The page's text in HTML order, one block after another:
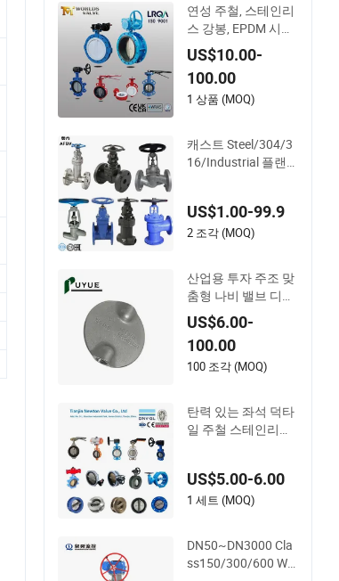
연성 주철, 스테인리
스 강봉, EPDM 시트,
수용성 웨이퍼, 루그
형, 더블 플랜지 산업
용 버터플라이 밸브,
게이트 스윙 체크 밸
US$10.00-
100.00
1 상품 (MOQ)
캐스트 Steel/304/3
16/Industrial 플랜
브 글로브 밸브 게이
트 밸브 볼 밸브 베벨
US$1.00-99.9
2 조각 (MOQ)
산업용 투자 주조 맞
춤형 나비 밸브 디스
크 기계 부품용
US$6.00-
100.00
100 조각 (MOQ)
탄력 있는 좌석 덕타
일 주철 스테인리스
벳형 더블 플랜지 나
비 게이트 체크 글로
US$5.00-6.00
1 세트 (MOQ)
DN50~DN3000 Cla
ss150/300/600 Wc